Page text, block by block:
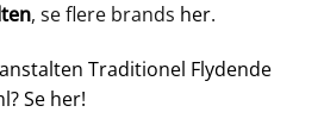
, se flere brands her.
Traditionel Flydende
Se her!